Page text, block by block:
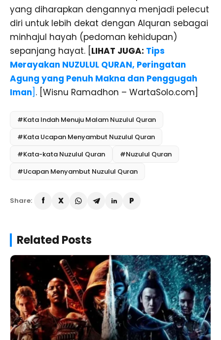
yang diharapkan dengannya menjadi pelecut
diri untuk lebih dekat dengan Alquran sebagai
minhajul hayah (pedoman kehidupan)
sepanjang hayat. [ LIHAT JUGA: Tips
Merayakan NUZULUL QURAN, Peringatan
Agung yang Penuh Makna dan Penggugah
Iman . [Wisnu Ramadhon – WartaSolo.com]
#Kata Indah Menuju Malam Nuzulul Quran
#Kata Ucapan Menyambut Nuzulul Quran
#Kata-kata Nuzulul Quran
#Nuzulul Quran
#Ucapan Menyambut Nuzulul Quran
Share:
Related Posts